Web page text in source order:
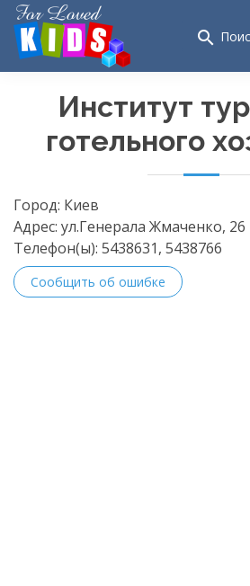
search
Институт
готельного
Город: Киев
Адрес: ул.Генерала Жмаченко, 26
Телефон(ы): 5438631, 5438766
Сообщить об ошибке